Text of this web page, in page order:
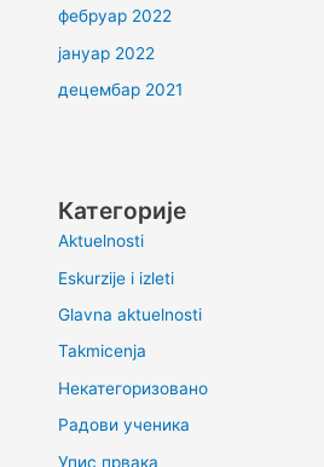
фебруар 2022
јануар 2022
децембар 2021
Категорије
Aktuelnosti
Eskurzije i izleti
Glavna aktuelnosti
Takmicenja
Некатегоризовано
Радови ученика
Упис првака